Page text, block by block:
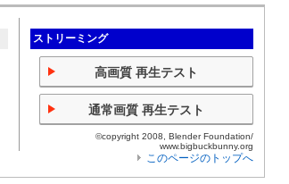
ストリーミング
高画質 再生テスト
通常画質 再生テスト
©copyright 2008, Blender Foundation/
www.bigbuckbunny.org
このページのトップへ